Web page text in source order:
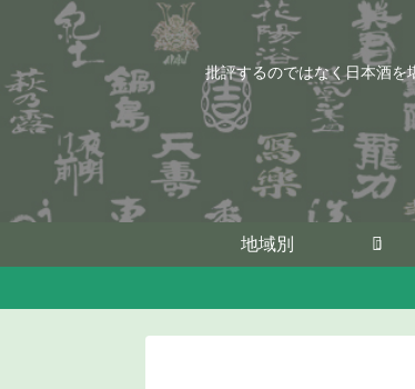
批評するのではなく日本酒を
地域別